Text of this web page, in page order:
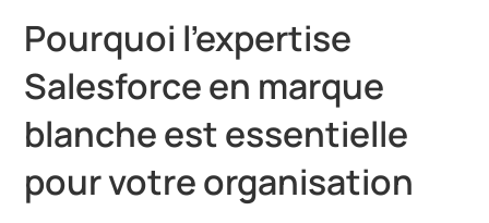
Pourquoi l’expertise
Salesforce en marque
blanche est essentielle
pour votre organisation